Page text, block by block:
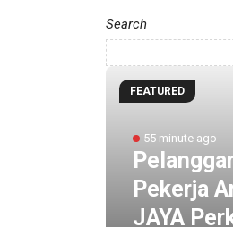
Search
FEATURED
55 minute ago
Pekerja
JAYA